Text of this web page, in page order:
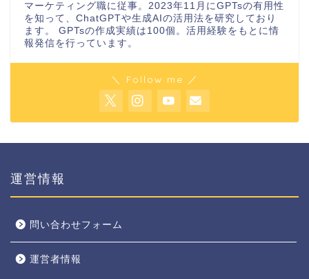
マーケティング職に従事。2023年11月にGPTsの有用性
を知って、ChatGPTや生成AIの活用法を研究しており
ます。 GPTsの作成実績は100個。活用経験をもとに情
報発信を行っています。
＼ Follow me ／
運営情報
問い合わせフォーム
運営者情報